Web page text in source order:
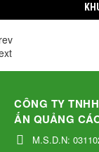
CÔNG TY
ẤN QUẢNG
M.S.D.N: